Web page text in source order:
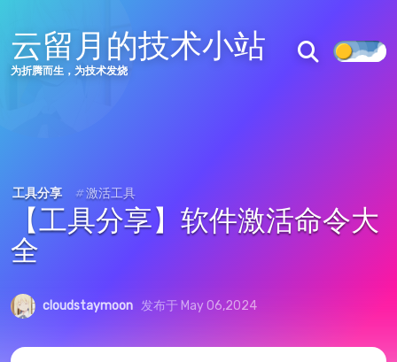
云留月的技术小站
为折腾而生，为技术发烧
工具分享 #激活工具
【工具分享】软件激活命令大
全
cloudstaymoon 发布于 May 06,2024